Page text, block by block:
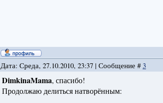
Дата: Среда, 27.10.2010, 23:37 | Сообщение #3
DimkinaMama, спасибо!
Продолжаю делиться натворённым: